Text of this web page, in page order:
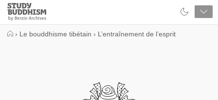
Close
Study
Buddhism
› Le bouddhisme tibétain › L’entraînement de l’esprit